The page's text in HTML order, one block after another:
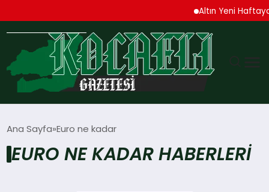
Altın Yeni
TEKNOLOJI
Ana Sayfa Euro ne kadar
EURO NE KADAR HABERLERI